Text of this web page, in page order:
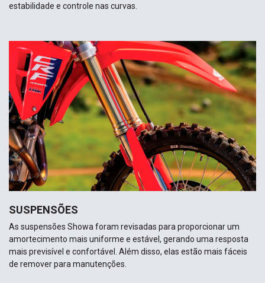
estabilidade e controle nas curvas.
SUSPENSÕES
As suspensões Showa foram revisadas para proporcionar um
amortecimento mais uniforme e estável, gerando uma resposta
mais previsível e confortável. Além disso, elas estão mais fáceis
de remover para manutenções.